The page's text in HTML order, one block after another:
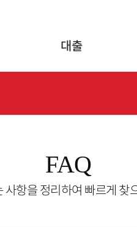
대출
FAQ
사항을 정리하여 빠르게 찾